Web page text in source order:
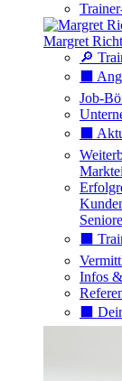
Margret
🔎
⬛️
Job-
⬛️
⬛️
Infos
⬛️